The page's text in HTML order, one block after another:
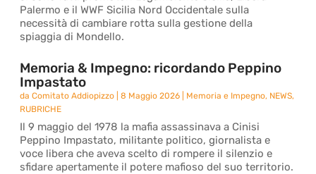
Palermo e il WWF Sicilia Nord Occidentale sulla
necessità di cambiare rotta sulla gestione della
spiaggia di Mondello.
Memoria & Impegno: ricordando Peppino
Impastato
daComitato Addiopizzo |8 Maggio 2026 Memoria e Impegno, NEWS,
RUBRICHE
Il 9 maggio del 1978 la mafia assassinava a Cinisi
Peppino Impastato, militante politico, giornalista e
voce libera che aveva scelto di rompere il silenzio e
sfidare apertamente il potere mafioso del suo territorio.